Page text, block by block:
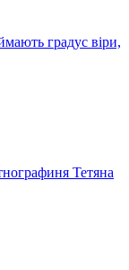
градус віри,
Тетяна